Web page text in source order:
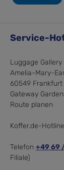
Service-
Luggage Gallery
Amelia-Mary-
60549 Frankfurt
Gateway
Route planen
Koffer.de-
Telefon +49 69
Filiale)